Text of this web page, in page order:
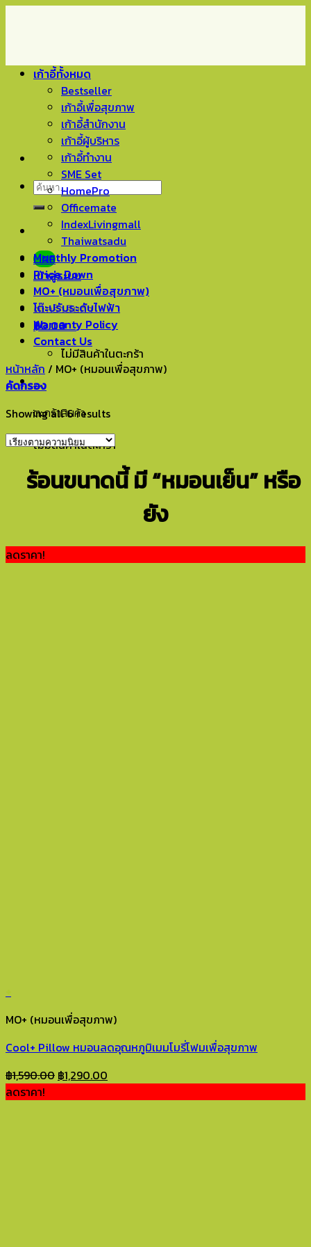
ค้นหา:
LINE
เข้าสู่ระบบ
ตะกร้าสินค้า
฿0.000
ไม่มีสินค้าในตะกร้า
0
ตะกร้าสินค้า
ไม่มีสินค้าในตะกร้า
เก้าอี้ทั้งหมด
Bestseller
เก้าอี้เพื่อสุขภาพ
เก้าอี้สำนักงาน
เก้าอี้ผู้บริหาร
เก้าอี้ทำงาน
SME Set
HomePro
Officemate
IndexLivingmall
Thaiwatsadu
Monthly Promotion
Price Down
MO+ (หมอนเพื่อสุขภาพ)
โต๊ะปรับระดับไฟฟ้า
Warranty Policy
Contact Us
หน้าหลัก / MO+ (หมอนเพื่อสุขภาพ)
คัดกรอง
Showing all 6 results
ร้อนขนาดนี้ มี “หมอนเย็น” หรือ
ยัง
ลดราคา!
MO+ (หมอนเพื่อสุขภาพ)
Cool+ Pillow หมอนลดอุณหภูมิเมมโมรี่โฟมเพื่อสุขภาพ
฿1,590.00 Original
฿1,290.00
ลดราคา!